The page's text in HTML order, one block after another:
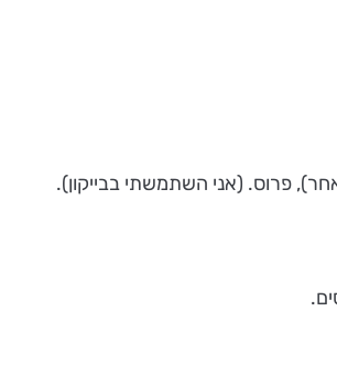
פרוס. (אני השתמשתי בבייקון).